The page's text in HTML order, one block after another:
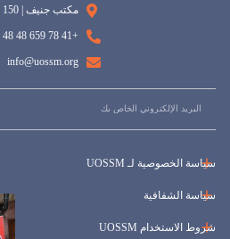
مكتب جنيف | 150 طريق فيرني، 1211 جنيف، سويسرا
+41 78 659 48 48
info@uossm.org
سياسة الخصوصية لـ UOSSM
سياسة الشفافية
شروط الاستخدام UOSSM